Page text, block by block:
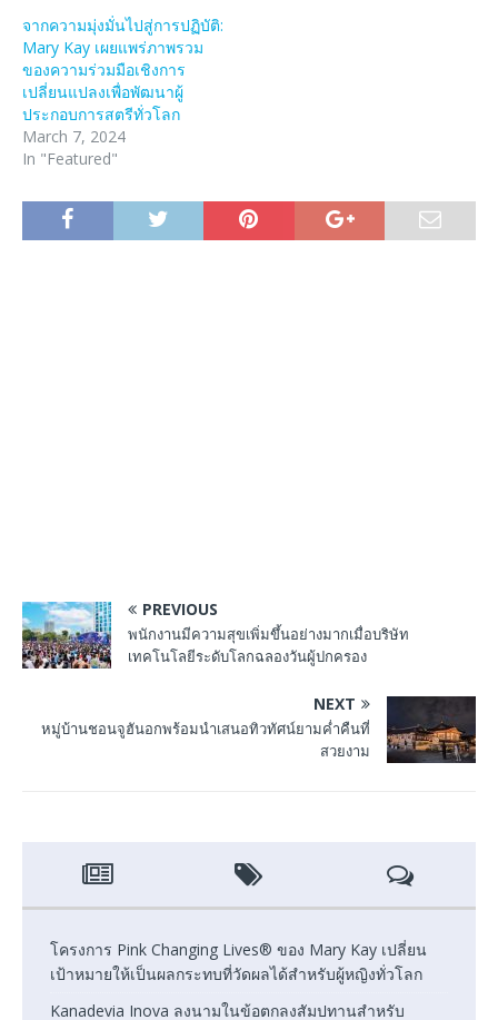
จากความมุ่งมั่นไปสู่การปฏิบัติ:
Mary Kay เผยแพร่ภาพรวม
ของความร่วมมือเชิงการ
เปลี่ยนแปลงเพื่อพัฒนาผู้
ประกอบการสตรีทั่วโลก
March 7, 2024
In "Featured"
PREVIOUS
พนักงานมีความสุขเพิ่มขึ้นอย่างมากเมื่อบริษัท
เทคโนโลยีระดับโลกฉลองวันผู้ปกครอง
NEXT
หมู่บ้านชอนจูฮันอกพร้อมนำเสนอทิวทัศน์ยามค่ำคืนที่
สวยงาม
โครงการ Pink Changing Lives® ของ Mary Kay เปลี่ยน
เป้าหมายให้เป็นผลกระทบที่วัดผลได้สำหรับผู้หญิงทั่วโลก
Kanadevia Inova ลงนามในข้อตกลงสัมปทานสำหรับ